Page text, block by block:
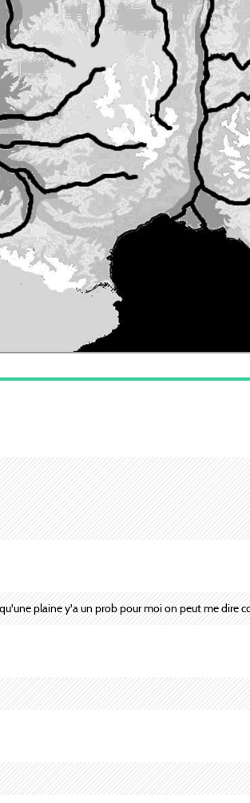
plaine y'a un prob pour moi on peut me dire